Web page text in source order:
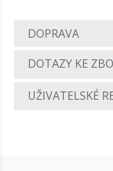
DOPRAVA
DOTAZY KE
UŽIVATELSKÉ